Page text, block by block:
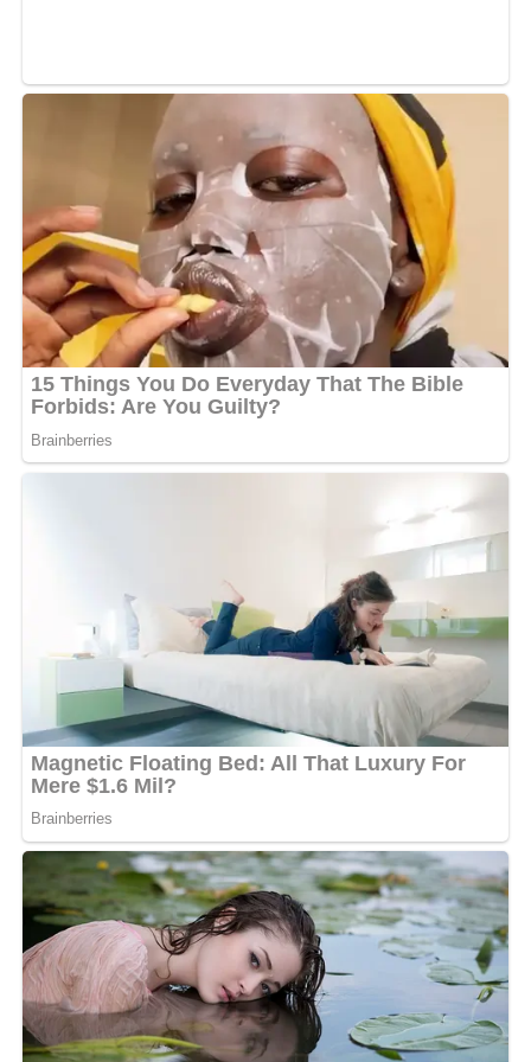
comme introspectif et chargé en émotions. Les intitulés
des morceaux ne permettent pas encore de saisir
l’orientation exacte de
Fokora, mais tout laisse penser
que l’artiste reste fidèle à son univers musical :
authenticité, sensibilité et une écriture affûtée, héritée
de son passage chez Sean Bridon.
L’attente est désormais à son comble. Une chose est sûre
: Fetty Ndoss prépare un retour stratégique, calibré et
potentiellement marquant dans le paysage du rap
gabonais.